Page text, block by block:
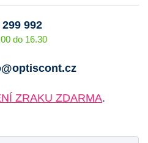
299 992
do 16.30
ZRAKU ZDARMA.